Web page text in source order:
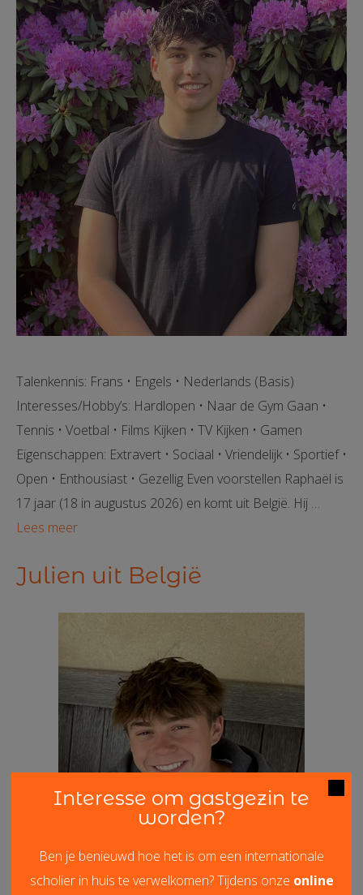
Interesse om gastgezin te
worden?
Ben je benieuwd hoe het is om een internationale
scholier in huis te verwelkomen? Tijdens onze online
Talenkennis: Frans • Engels • Nederlands (Basis)
Interesses/Hobby’s: Hardlopen • Naar de Gym Gaan •
Tennis • Voetbal • Films Kijken • TV Kijken • Gamen
Eigenschappen: Extravert • Sociaal • Vriendelijk • Sportief •
Open • Enthousiast • Gezellig Even voorstellen Raphaël is
17 jaar (18 in augustus 2026) en komt uit België. Hij …
Lees meer
Julien uit België